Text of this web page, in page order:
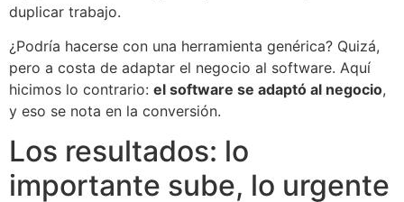
duplicar trabajo.
¿Podría hacerse con una herramienta genérica? Quizá,
pero a costa de adaptar el negocio al software. Aquí
hicimos lo contrario: el software se adaptó al negocio,
y eso se nota en la conversión.
Los resultados: lo
importante sube, lo urgente